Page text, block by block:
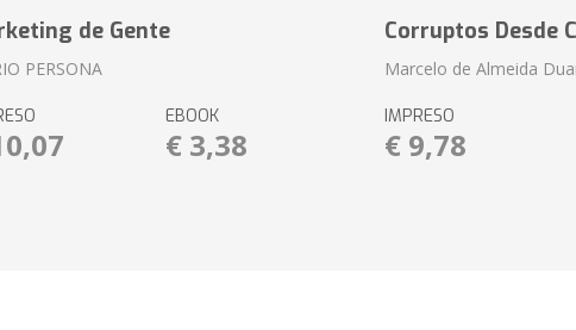
de Gente
PERSONA
EBOOK
€ 3,38
Corruptos Desde
Marcelo de Almeida
IMPRESO
€ 9,78